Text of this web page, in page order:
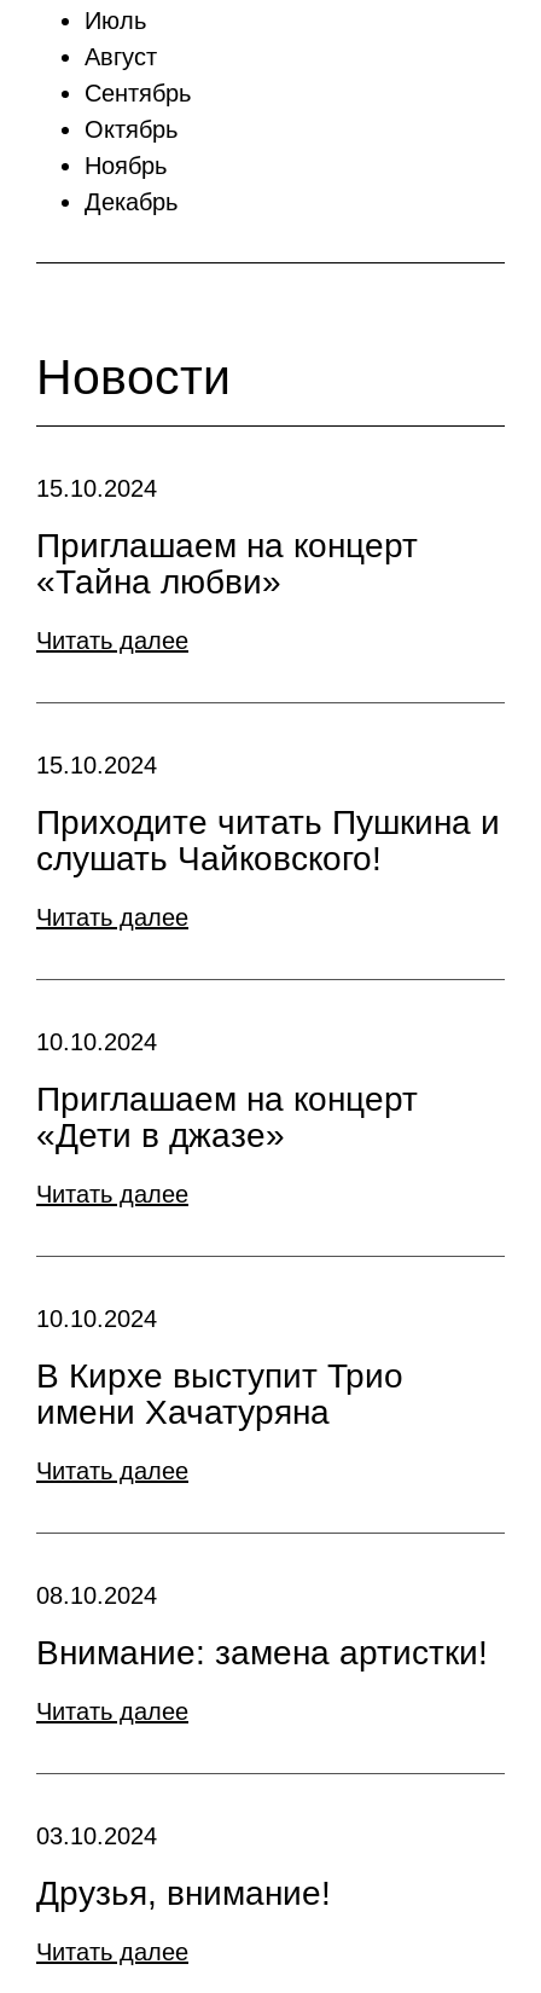
Июль
Август
Сентябрь
Октябрь
Ноябрь
Декабрь
Новости
15.10.2024
Приглашаем на концерт
«Тайна любви»
Читать далее
15.10.2024
Приходите читать Пушкина и
слушать Чайковского!
Читать далее
10.10.2024
Приглашаем на концерт
«Дети в джазе»
Читать далее
10.10.2024
В Кирхе выступит Трио
имени Хачатуряна
Читать далее
08.10.2024
Внимание: замена артистки!
Читать далее
03.10.2024
Друзья, внимание!
Читать далее